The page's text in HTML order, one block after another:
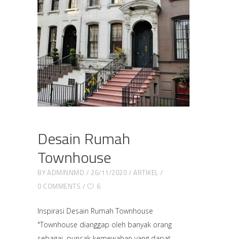
Desain Rumah
Townhouse
BYADMINNMD 26/11/2020
ARTIKEL
0 COMMENTS
6
Inspirasi Desain Rumah Townhouse
"Townhouse dianggap oleh banyak orang